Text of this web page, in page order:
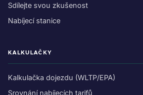
Sdílejte svou zkušenost
Nabíjecí stanice
KALKULAČKY
Kalkulačka dojezdu (WLTP/EPA)
Srovnání nabíjecích tarifů